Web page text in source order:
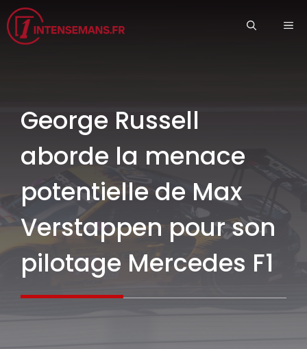
Aller
au
contenu
George Russell
aborde la menace
potentielle de Max
Verstappen pour son
pilotage Mercedes F1